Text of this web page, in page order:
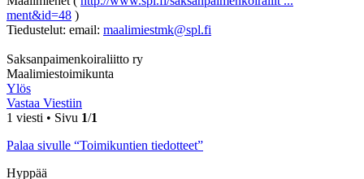
ment&id=48 )
Tiedustelut: email: maalimiestmk@spl.fi
Saksanpaimenkoiraliitto ry
Maalimiestoimikunta
Ylös
Vastaa Viestiin
1 viesti • Sivu 1/1
Palaa sivulle “Toimikuntien tiedotteet”
Hyppää